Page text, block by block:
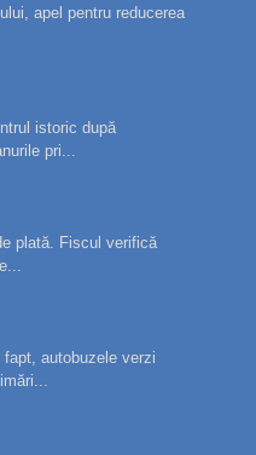
apel pentru reducerea
istoric după
pri...
plată. Fiscul verifică
autobuzele verzi